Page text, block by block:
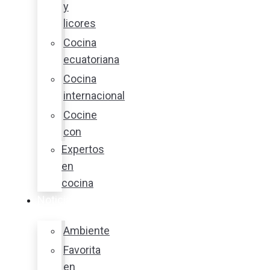
y
licores
Cocina
ecuatoriana
Cocina
internacional
Cocine
con
Expertos
en
cocina
Ambiente
Favorita
en